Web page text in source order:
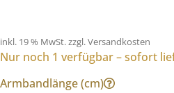
inkl. 19 % MwSt.zzgl. Versandkosten
Nur noch 1 verfügbar – sofort
Armbandlänge (cm)